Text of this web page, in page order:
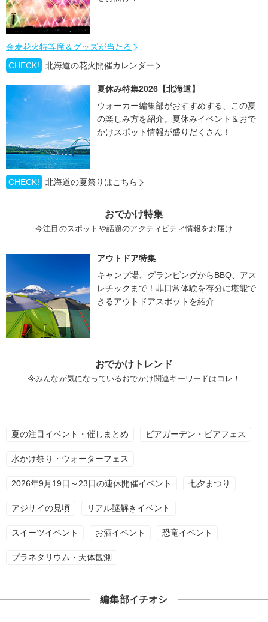
金麦花火特等席＆グッズが当たる
CHECK!
北海道の花火開催カレンダー
夏休み特集2026【北海道】
ウォーカー編集部がおすすめする、この夏
の楽しみ方を紹介。夏休みイベント＆おで
かけスポット情報が盛りだくさん！
CHECK! 北海道の夏祭りはこちら
おでかけ特集
今注目のスポットや話題のアクティビティ情報をお届け
アウトドア特集
キャンプ場、グランピングからBBQ、アス
レチックまで！非日常体験を存分に堪能で
きるアウトドアスポットを紹介
おでかけトレンド
今みんなが気になっているおでかけ関連キーワードはコレ！
夏の注目イベント・催しまとめ ビアガーデン・ビアフェス
水かけ祭り・ウォーターフェス
2026年9月19日～23日の連休開催イベント 七夕まつり
アジサイの見頃 リアル謎解きイベント
スイーツイベント お酒イベント 恐竜イベント
プラネタリウム・天体観測
編集部イチオシ